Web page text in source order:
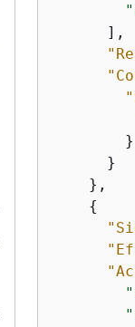
      ],
        }
      }
    },
{